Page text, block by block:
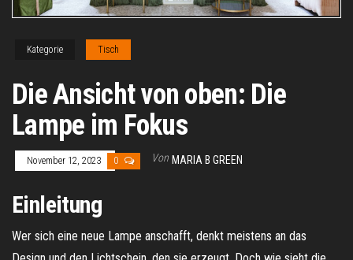
Kategorie Tisch
Die Ansicht von oben: Die
Lampe im Fokus
November 12, 2023 0 Von MARIA B GREEN
Einleitung
Wer sich eine neue Lampe anschafft, denkt meistens an das